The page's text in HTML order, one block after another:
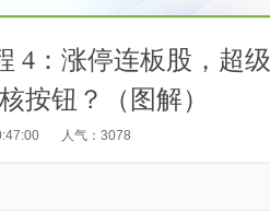
4：涨停连板股，超级
按钮？（图解）
人气： 3078